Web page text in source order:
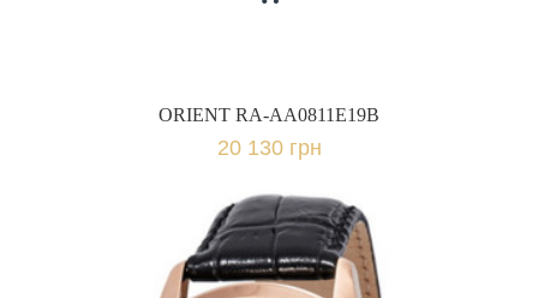
ORIENT RA-AA0811E19B
20 130 грн